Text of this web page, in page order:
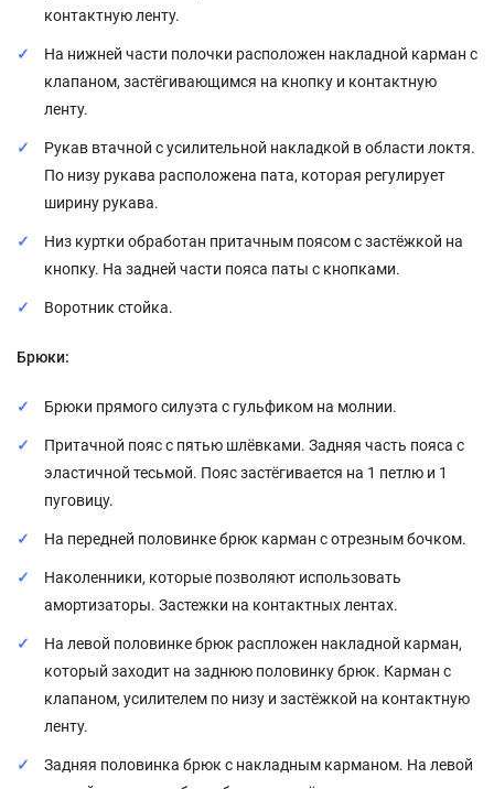
контактную ленту.
На нижней части полочки расположен накладной карман с
клапаном, застёгивающимся на кнопку и контактную
ленту.
Рукав втачной с усилительной накладкой в области локтя.
По низу рукава расположена пата, которая регулирует
ширину рукава.
Низ куртки обработан притачным поясом с застёжкой на
кнопку. На задней части пояса паты с кнопками.
Воротник стойка.
Брюки:
Брюки прямого силуэта с гульфиком на молнии.
Притачной пояс с пятью шлёвками. Задняя часть пояса с
эластичной тесьмой. Пояс застёгивается на 1 петлю и 1
пуговицу.
На передней половинке брюк карман с отрезным бочком.
Наколенники, которые позволяют использовать
амортизаторы. Застежки на контактных лентах.
На левой половинке брюк распложен накладной карман,
который заходит на заднюю половинку брюк. Карман с
клапаном, усилителем по низу и застёжкой на контактную
ленту.
Задняя половинка брюк с накладным карманом. На левой